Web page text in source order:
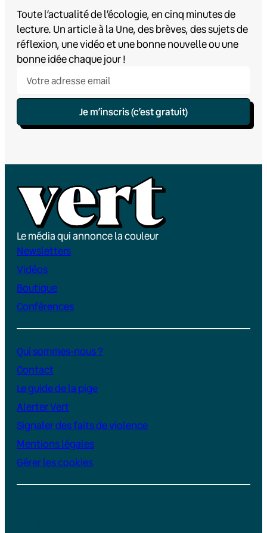
Toute l’actualité de l’écologie, en cinq minutes de
lecture. Un article à la Une, des brèves, des sujets de
réflexion, une vidéo et une bonne nouvelle ou une
bonne idée chaque jour !
Je m’inscris (c’est gratuit)
Le média qui annonce la couleur
Newsletters
Vidéos
Boutique
Conférences
Qui sommes-nous ?
Contact
Le guide de la pige
Alerter Vert
Signaler des faits de violence
Mentions légales
Gérer les cookies